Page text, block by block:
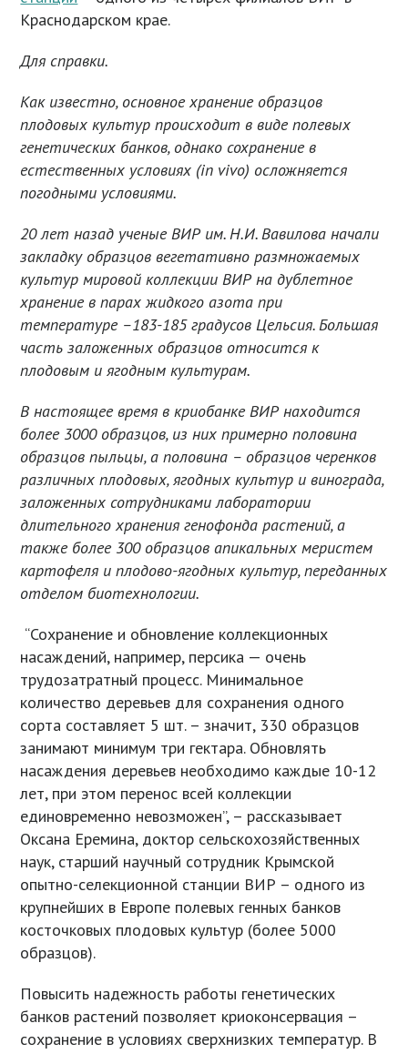
Краснодарском крае.
Для справки.
Как известно, основное хранение образцов
плодовых культур происходит в виде полевых
генетических банков, однако сохранение в
естественных условиях (in vivo) осложняется
погодными условиями.
20 лет назад ученые ВИР им. Н.И. Вавилова начали
закладку образцов вегетативно размножаемых
культур мировой коллекции ВИР на дублетное
хранение в парах жидкого азота при
температуре –183-185 градусов Цельсия. Большая
часть заложенных образцов относится к
плодовым и ягодным культурам.
В настоящее время в криобанке ВИР находится
более 3000 образцов, из них примерно половина
образцов пыльцы, а половина – образцов черенков
различных плодовых, ягодных культур и винограда,
заложенных сотрудниками лаборатории
длительного хранения генофонда растений, а
также более 300 образцов апикальных меристем
картофеля и плодово-ягодных культур, переданных
отделом биотехнологии.
“Сохранение и обновление коллекционных
насаждений, например, персика — очень
трудозатратный процесс. Минимальное
количество деревьев для сохранения одного
сорта составляет 5 шт. – значит, 330 образцов
занимают минимум три гектара. Обновлять
насаждения деревьев необходимо каждые 10-12
лет, при этом перенос всей коллекции
единовременно невозможен”, – рассказывает
Оксана Еремина, доктор сельскохозяйственных
наук, старший научный сотрудник Крымской
опытно-селекционной станции ВИР – одного из
крупнейших в Европе полевых генных банков
косточковых плодовых культур (более 5000
образцов).
Повысить надежность работы генетических
банков растений позволяет криоконсервация –
сохранение в условиях сверхнизких температур. В